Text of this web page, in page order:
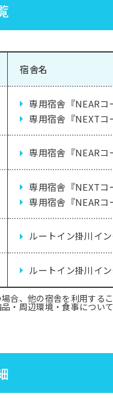
宿舎名
専用宿舎『NEARコ
専用宿舎『NEXTコ
専用宿舎『NEARコ
専用宿舎『NEXTコ
専用宿舎『NEARコ
ルートイン掛川イ
ルートイン掛川イ
合、他の宿舎を利用するこ
・周辺環境・食事につい